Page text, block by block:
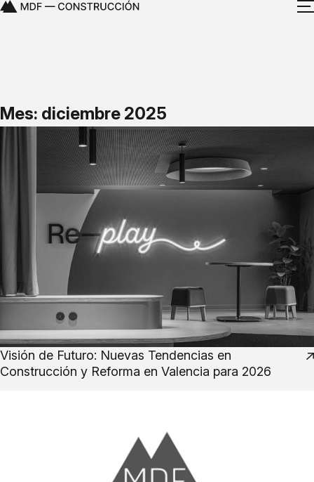
Mes: diciembre 2025
Visión de Futuro: Nuevas Tendencias en
Construcción y Reforma en Valencia para 2026